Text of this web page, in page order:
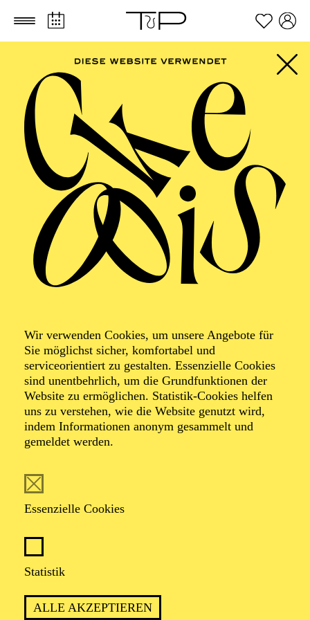
Zum Hauptinhalt springen Zum Footer springen
Wir verwenden Cookies, um unsere Angebote für
Sie möglichst sicher, komfortabel und
serviceorientiert zu gestalten. Essenzielle Cookies
sind unentbehrlich, um die Grundfunktionen der
Website zu ermöglichen. Statistik-Cookies helfen
uns zu verstehen, wie die Website genutzt wird,
indem Informationen anonym gesammelt und
gemeldet werden.
Essenzielle Cookies
Statistik
ALLE AKZEPTIEREN
Foto: Johan Sandberg
Yulia Tsoi
Ballettassistentin, Charakterdarstellerin
Tanzausbildung an der Ballettschule Almaty und war
Seit 1998 ist sie im Ensemble des Aalto Ballett Essen
klassischen und neoklassischen Rollen zu erleben, u. a.
in “Die Brüder Karamasov” (Boris Eifman), “Der